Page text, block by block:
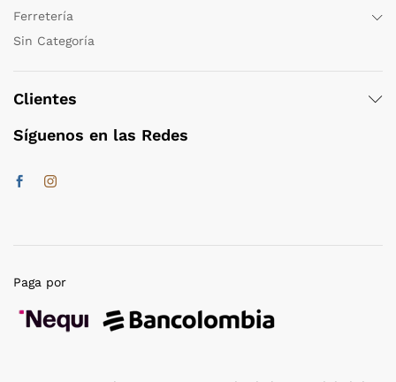
Ferretería
Sin Categoría
Clientes
Síguenos en las Redes
Paga por